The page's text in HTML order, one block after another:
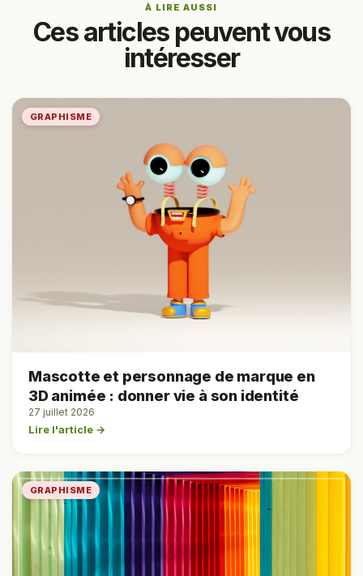
À LIRE AUSSI
Ces articles peuvent vous
intéresser
GRAPHISME
Mascotte et personnage de marque en
3D animée : donner vie à son identité
27 juillet 2026
Lire l'article →
GRAPHISME